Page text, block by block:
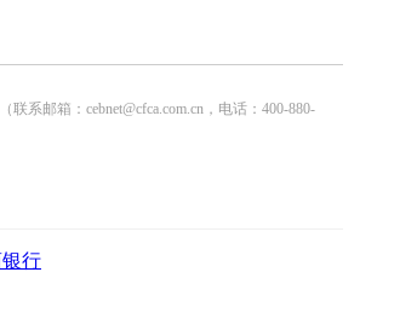
系邮箱：cebnet@cfca.com.cn，电话：400-880-
行